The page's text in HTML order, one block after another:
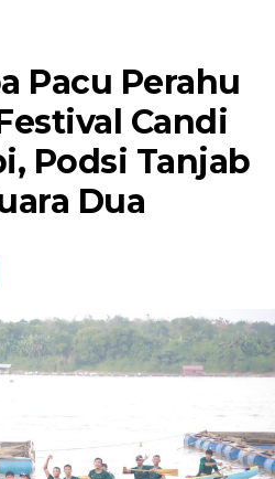
Pacu Perahu
Candi
Podsi Tanjab
Dua